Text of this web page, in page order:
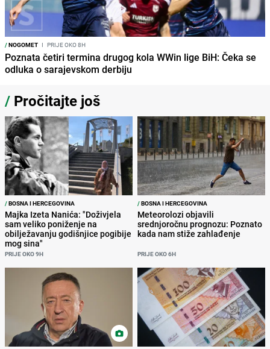
/NOGOMET I PRIJE OKO 8H
Poznata četiri termina drugog kola WWin lige BiH: Čeka se
odluka o sarajevskom derbiju
/ Pročitajte još
/BOSNA I HERCEGOVINA
Majka Izeta Nanića: "Doživjela
sam veliko poniženje na
obilježavanju godišnjice pogibije
mog sina"
PRIJE OKO 9H
/BOSNA I HERCEGOVINA
Meteorolozi objavili
srednjoročnu prognozu: Poznato
kada nam stiže zahlađenje
PRIJE OKO 6H